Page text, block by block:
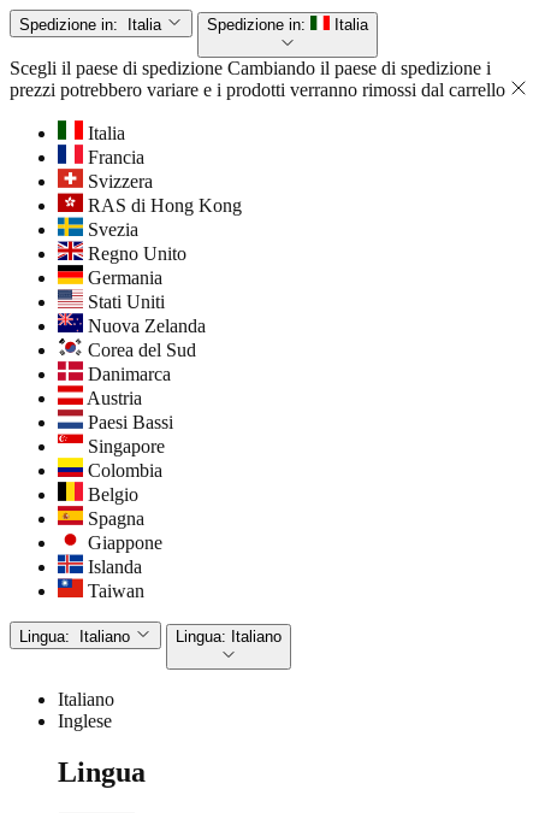
Spedizione in: Italia Spedizione in: Italia
Scegli il paese di spedizione Cambiando il paese di spedizione i
prezzi potrebbero variare e i prodotti verranno rimossi dal carrello
Italia
Francia
Svizzera
RAS di Hong Kong
Svezia
Regno Unito
Germania
Stati Uniti
Nuova Zelanda
Corea del Sud
Danimarca
Austria
Paesi Bassi
Singapore
Colombia
Belgio
Spagna
Giappone
Islanda
Taiwan
Lingua: Italiano Lingua: Italiano
Italiano
Inglese
Lingua